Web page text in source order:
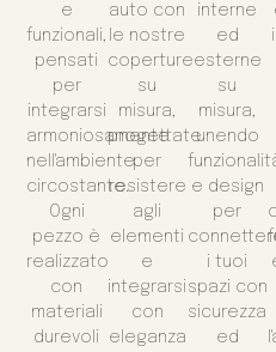
e
funzionali,
pensati
per
integrarsi
armoniosamente
nell'ambiente
circostante.
Ogni
pezzo è
realizzato
con
materiali
durevoli
auto con
le nostre
coperture
su
misura,
progettate
per
resistere
agli
elementi
e
integrarsi
con
eleganza
interne
ed
esterne
su
misura,
unendo
e design
per
i tuoi
spazi con
sicurezza
ed